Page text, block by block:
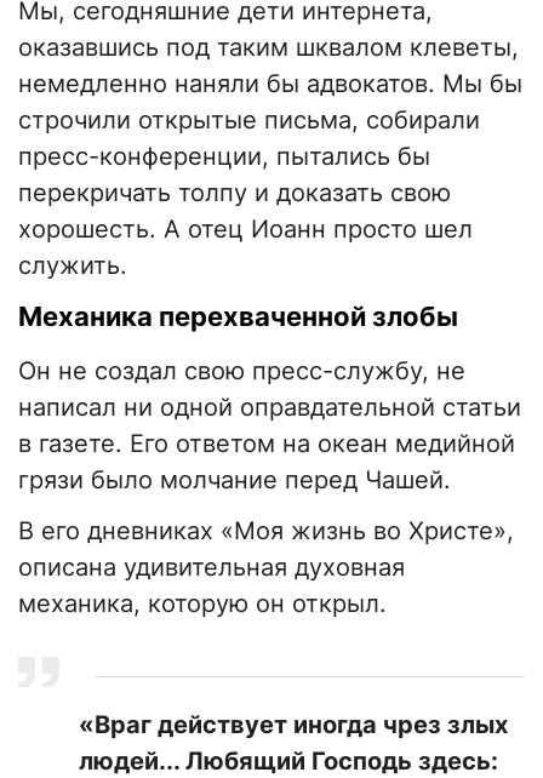
Мы, сегодняшние дети интернета,
оказавшись под таким шквалом клеветы,
немедленно наняли бы адвокатов. Мы бы
строчили открытые письма, собирали
пресс-конференции, пытались бы
перекричать толпу и доказать свою
хорошесть. А отец Иоанн просто шел
служить.
Механика перехваченной злобы
Он не создал свою пресс-службу, не
написал ни одной оправдательной статьи
в газете. Его ответом на океан медийной
грязи было молчание перед Чашей.
В его дневниках «Моя жизнь во Христе»,
описана удивительная духовная
механика, которую он открыл.
«Враг действует иногда чрез злых
людей... Любящий Господь здесь: